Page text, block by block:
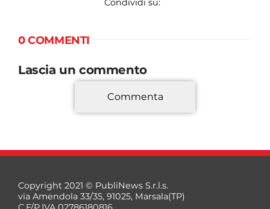
Condividi su:
0 COMMENTI
Lascia un commento
*
Commenta
Copyright 2021 © PubliNews S.r.l.s.
via Amendola 33/35, 91025, Marsala(TP)